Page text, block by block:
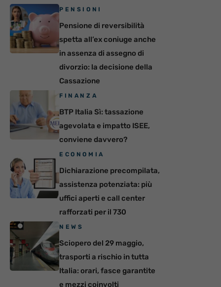
PENSIONI
Pensione di reversibilità
spetta all’ex coniuge anche
in assenza di assegno di
divorzio: la decisione della
Cassazione
FINANZA
BTP Italia Sì: tassazione
agevolata e impatto ISEE,
conviene davvero?
ECONOMIA
Dichiarazione precompilata,
assistenza potenziata: più
uffici aperti e call center
rafforzati per il 730
NEWS
Sciopero del 29 maggio,
trasporti a rischio in tutta
Italia: orari, fasce garantite
e mezzi coinvolti